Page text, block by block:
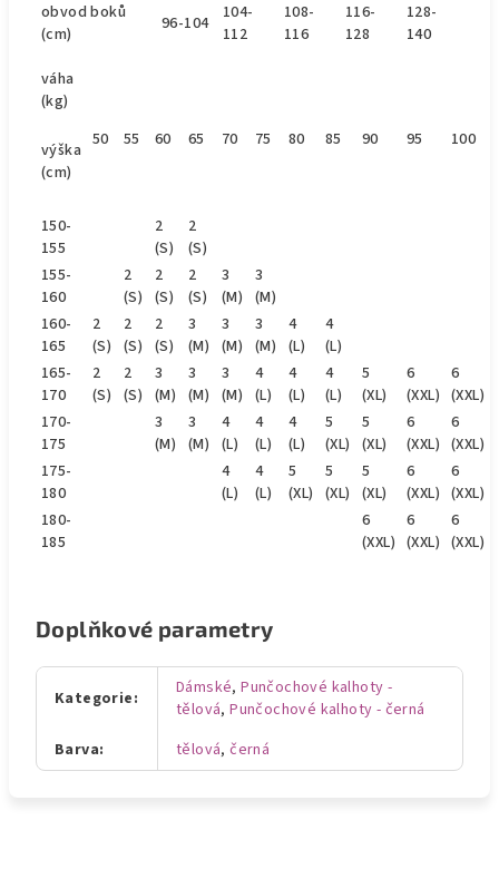
obvodboků
(cm)
96-104
104-
112
108-
116
116-
128
128-
140
váha
(kg)
výška
(cm)
50 55 60 65 70 75 80 85 90 95 100
150-
155
2
(S)
2
(S)
155-
160
2
(S)
2
(S)
2
(S)
3
(M)
3
(M)
160-
165
2
(S)
2
(S)
2
(S)
3
(M)
3
(M)
3
(M)
4
(L)
4
(L)
165-
170
2
(S)
2
(S)
3
(M)
3
(M)
3
(M)
4
(L)
4
(L)
4
(L)
5
(XL)
6
(XXL)
6
(XXL)
170-
175
3
(M)
3
(M)
4
(L)
4
(L)
4
(L)
5
(XL)
5
(XL)
6
(XXL)
6
(XXL)
175-
180
4
(L)
4
(L)
5
(XL)
5
(XL)
5
(XL)
6
(XXL)
6
(XXL)
180-
185
6
(XXL)
6
(XXL)
6
(XXL)
Doplňkové parametry
Kategorie: Dámské,Punčochové kalhoty -
tělová,Punčochové kalhoty - černá
Barva: tělová,černá